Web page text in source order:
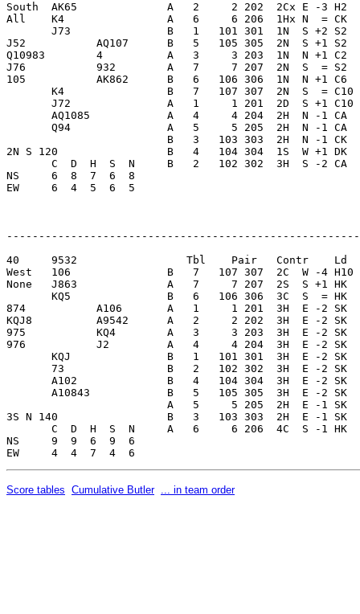
Score tables Cumulative Butler ... in team order